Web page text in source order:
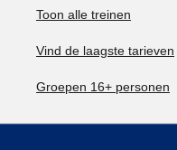
Toon alle treinen
Vind de laagste tarieven
Groepen 16+ personen